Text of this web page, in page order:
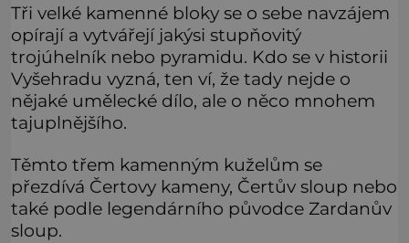
Tři velké kamenné bloky se o sebe navzájem
opírají a vytvářejí jakýsi stupňovitý
trojúhelník nebo pyramidu. Kdo se v historii
Vyšehradu vyzná, ten ví, že tady nejde o
nějaké umělecké dílo, ale o něco mnohem
tajuplnějšího.
Těmto třem kamenným kuželům se
přezdívá Čertovy kameny, Čertův sloup nebo
také podle legendárního původce Zardanův
sloup.